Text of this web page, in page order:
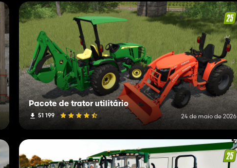
Pacote de trator utilitário
51 199 24 de maio de 2026